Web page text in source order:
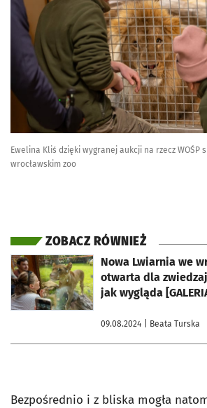
Ewelina Kliś dzięki wygranej aukcji na rzecz WOŚP
wrocławskim zoo
ZOBACZ RÓWNIEŻ
Nowa Lwiarnia we wrocławskim zoo już
otwarta dla
jak wygląda
09.08.2024 | Beata Turska
otworzy się w nowej karcie
Bezpośrednio i z bliska mogła